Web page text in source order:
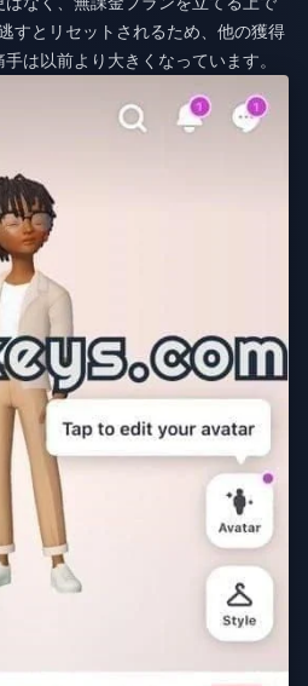
すとリセットされるため、他の獲得
は以前より大きくなっています。